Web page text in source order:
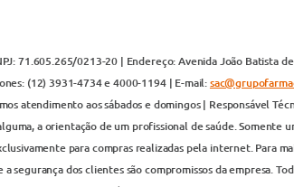
71.605.265/0213-20 | Endereço: Avenida João Batista
(12) 3931-4734 e 4000-1194 | E-mail:
atendimento aos sábados e domingos | Responsável
a orientação de um profissional de saúde.
para compras realizadas pela internet. Para
a segurança dos clientes são compromissos da empresa.